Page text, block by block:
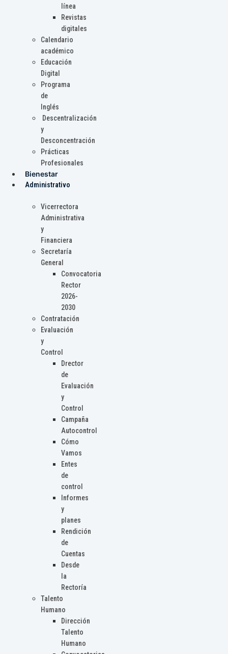
línea
Revistas
digitales
Calendario
académico
Educación
Digital
Programa
de
Inglés
Descentralización
y
Desconcentración
Prácticas
Profesionales
Bienestar
Administrativo
Vicerrectora
Administrativa
y
Financiera
Secretaría
General
Convocatoria
Rector
2026-
2030
Contratación
Evaluación
y
Control
Drector
de
Evaluación
y
Control
Campaña
Autocontrol
Cómo
Vamos
Entes
de
control
Informes
y
planes
Rendición
de
Cuentas
Desde
la
Rectoría
Talento
Humano
Dirección
Talento
Humano